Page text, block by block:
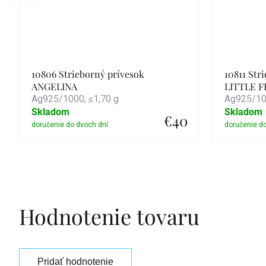
10806 Strieborný prívesok
ANGELINA
Ag925/1000; ≤1,70 g
€40
Skladom
10811
LITTLE
Ag925/
Skladom
Hodnotenie tovaru
Pridať hodnotenie